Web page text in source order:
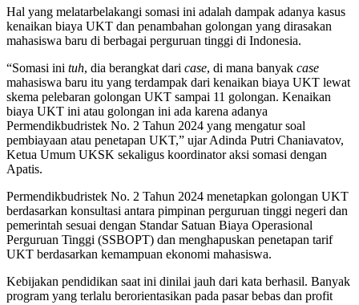
Hal yang melatarbelakangi somasi ini adalah dampak adanya kasus
kenaikan biaya UKT dan penambahan golongan yang dirasakan
mahasiswa baru di berbagai perguruan tinggi di Indonesia.
“Somasi ini tuh, dia berangkat dari case, di mana banyak case
mahasiswa baru itu yang terdampak dari kenaikan biaya UKT lewat
skema pelebaran golongan UKT sampai 11 golongan. Kenaikan
biaya UKT ini atau golongan ini ada karena adanya
Permendikbudristek No. 2 Tahun 2024 yang mengatur soal
pembiayaan atau penetapan UKT,” ujar Adinda Putri Chaniavatov,
Ketua Umum UKSK sekaligus koordinator aksi somasi dengan
Apatis.
Permendikbudristek No. 2 Tahun 2024 menetapkan golongan UKT
berdasarkan konsultasi antara pimpinan perguruan tinggi negeri dan
pemerintah sesuai dengan Standar Satuan Biaya Operasional
Perguruan Tinggi (SSBOPT) dan menghapuskan penetapan tarif
UKT berdasarkan kemampuan ekonomi mahasiswa.
Kebijakan pendidikan saat ini dinilai jauh dari kata berhasil. Banyak
program yang terlalu berorientasikan pada pasar bebas dan profit